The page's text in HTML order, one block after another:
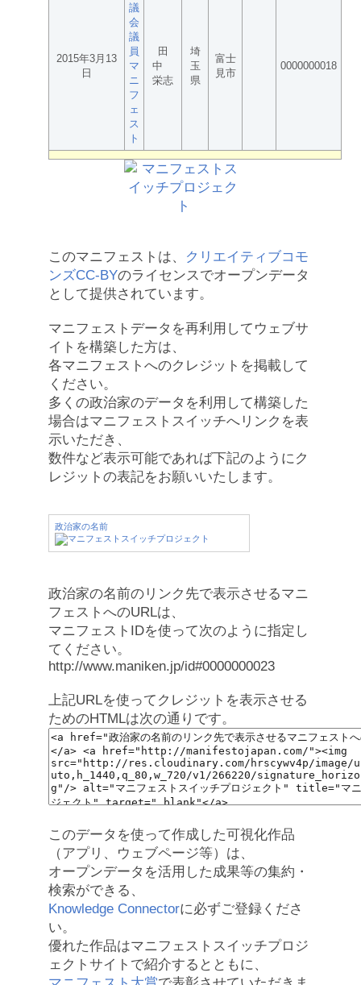
2015年3月13
日
議
会
議
員
マ
ニ
フ
ェ
ス
ト
田
中
栄志
埼
玉
県
富士
見市
0000000018
このマニフェストは、
クリエイティブコモ
ンズCC-BYのライセンスでオープンデータ
として提供されています。
マニフェストデータを再利用してウェブサ
イトを構築した方は、
各マニフェストへのクレジットを掲載して
ください。
多くの政治家のデータを利用して構築した
場合はマニフェストスイッチへリンクを表
示いただき、
数件など表示可能であれば下記のようにク
レジットの表記をお願いいたします。
政治家の名前
政治家の名前のリンク先で表示させるマニ
フェストへのURLは、
マニフェストIDを使って次のように指定し
てください。
http://www.maniken.jp/id#0000000023
上記URLを使ってクレジットを表示させる
ためのHTMLは次の通りです。
このデータを使って作成した可視化作品
（アプリ、ウェブページ等）は、
オープンデータを活用した成果等の集約・
検索ができる、
Knowledge Connectorに必ずご登録くださ
い。
優れた作品はマニフェストスイッチプロジ
ェクトサイトで紹介するとともに、